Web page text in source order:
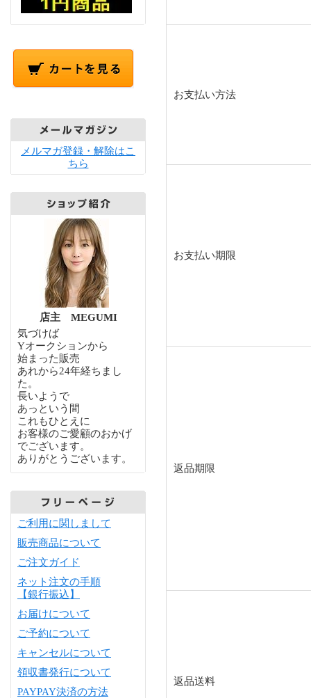
メルマガ登録・解除はこ
ちら
店主 MEGUMI
気づけば
Yオークションから
始まった販売
あれから24年経ちまし
た。
長いようで
あっという間
これもひとえに
お客様のご愛顧のおかげ
でございます。
ありがとうございます。
ご利用に関しまして
販売商品について
ご注文ガイド
ネット注文の手順
【銀行振込】
お届けについて
ご予約について
キャンセルについて
領収書発行について
PAYPAY決済の方法
お支払い方法
お支払い期限
返品期限
返品送料